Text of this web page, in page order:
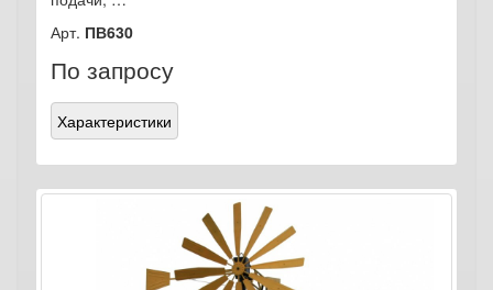
Арт. ПВ630
По запросу
Характеристики